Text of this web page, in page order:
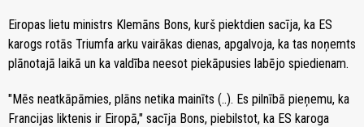
Eiropas lietu ministrs Klemāns Bons, kurš piektdien sacīja, ka ES
karogs rotās Triumfa arku vairākas dienas, apgalvoja, ka tas noņemts
plānotajā laikā un ka valdība neesot piekāpusies labējo spiedienam.
"Mēs neatkāpāmies, plāns netika mainīts (..). Es pilnībā pieņemu, ka
Francijas liktenis ir Eiropā," sacīja Bons, piebilstot, ka ES karoga